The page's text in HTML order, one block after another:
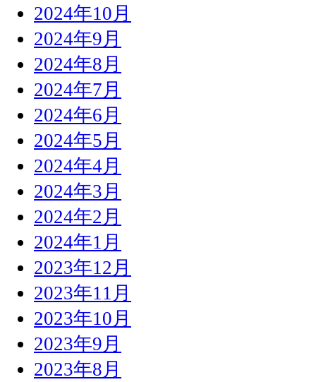
2024年10月
2024年9月
2024年8月
2024年7月
2024年6月
2024年5月
2024年4月
2024年3月
2024年2月
2024年1月
2023年12月
2023年11月
2023年10月
2023年9月
2023年8月